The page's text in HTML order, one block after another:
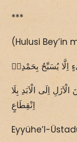
***
(Hulusi Bey’in
اِلَّا يُسَبِّحُ بِحَمْدِهٖ
اِلَى الْاَبَدِ بِلَا
اِنْقِطَاعٍ
Eyyühe’l-